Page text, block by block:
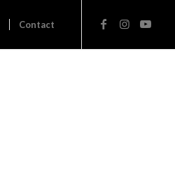
Contact